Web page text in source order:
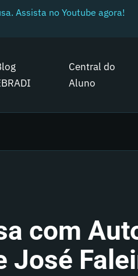
Assista no Youtube agora!
Central do
Aluno
com
José